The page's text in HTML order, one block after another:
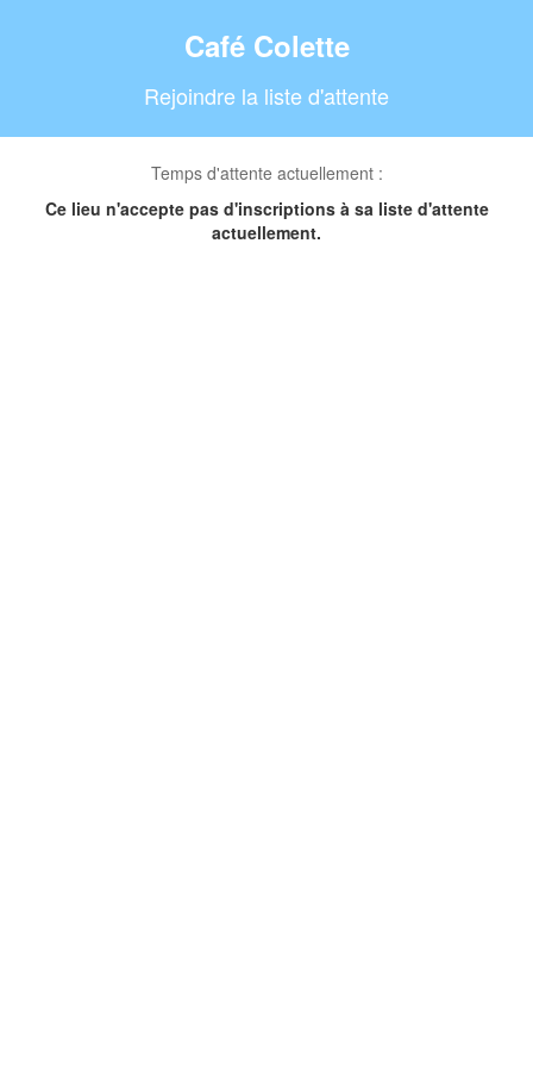
Café Colette
Rejoindre la liste d'attente
Temps d'attente actuellement :
Ce lieu n'accepte pas d'inscriptions à sa liste d'attente
actuellement.